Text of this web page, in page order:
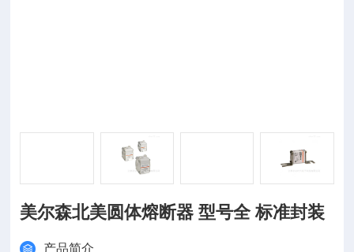
美尔森北美圆体熔断器 型号全 标准封装
产品简介